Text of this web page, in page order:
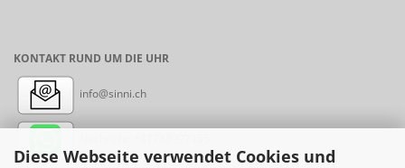
Diese Webseite verwendet Cookies und
KONTAKT RUND UM DIE UHR
info@sinni.ch